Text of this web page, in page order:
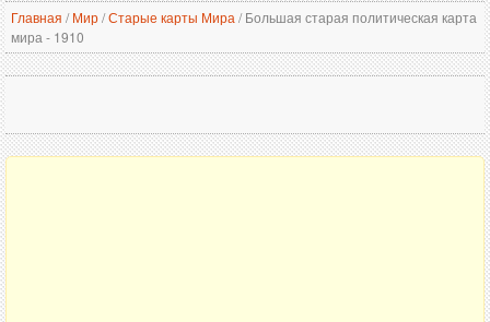
Главная / Мир/Старые карты Мира /Большая старая политическая карта
мира - 1910